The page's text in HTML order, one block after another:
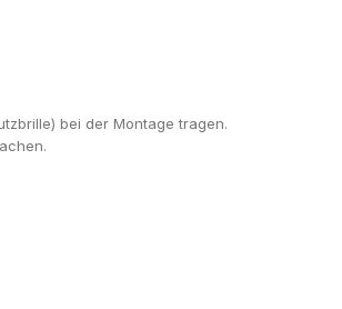
bei der Montage tragen.